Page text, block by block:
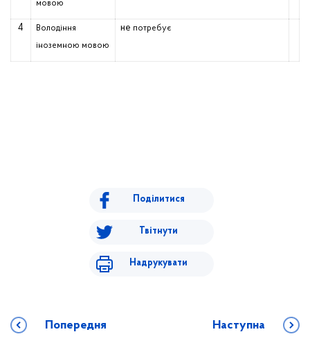
мовою
4 Володіння
іноземною мовою
не потребує
Поділитися
Твітнути
Надрукувати
Попередня Наступна